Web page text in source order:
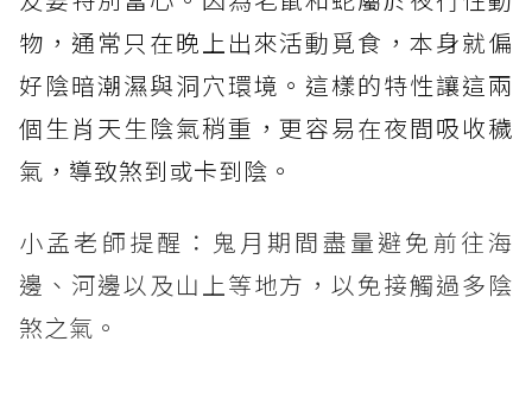
物，通常只在晚上出來活動覓食，本身就偏
好陰暗潮濕與洞穴環境。這樣的特性讓這兩
個生肖天生陰氣稍重，更容易在夜間吸收穢
氣，導致煞到或卡到陰。
小孟老師提醒：鬼月期間盡量避免前往海
邊、河邊以及山上等地方，以免接觸過多陰
煞之氣。